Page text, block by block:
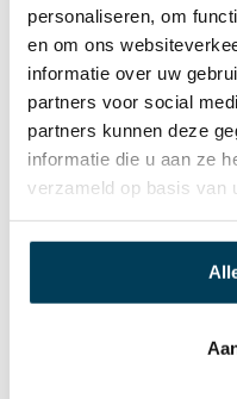
personaliseren, om
en om ons
informatie over uw
partners voor social
partners kunnen deze
informatie die u aan ze
verzameld op basis van
Tijk afritsbaar: Ja
Tijk wasbaar:
Wij leveren onze
voeren we de oude
OVER